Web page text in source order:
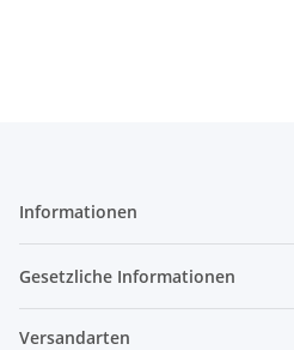
Informationen
Gesetzliche Informationen
Versandarten